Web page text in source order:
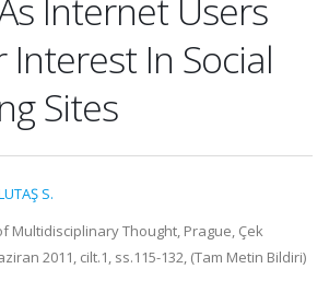
Internet Users
Interest In Social
Sites
S.
Multidisciplinary Thought, Prague, Çek
2011, cilt.1, ss.115-132, (Tam Metin Bildiri)